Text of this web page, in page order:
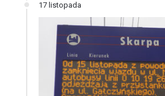
17 listopada